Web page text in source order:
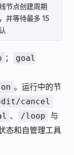
节点创建周期
并等待最多 15
；
goal
。运行中的节
cancel
、 /loop
与
态和自管理工具